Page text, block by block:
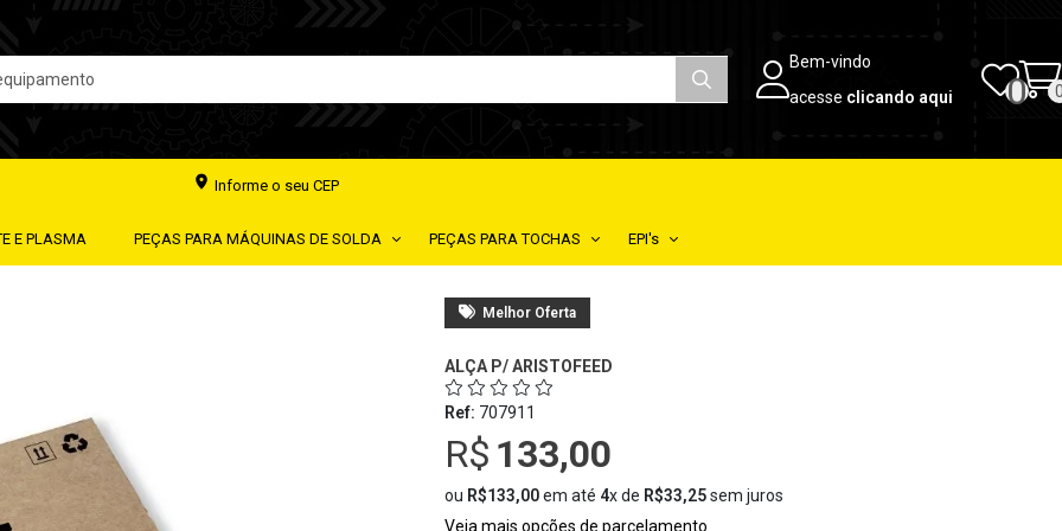
Bem-vindo
acesse clicando aqui 0
Informe o seu CEP
E PLASMA PEÇAS PARA MÁQUINAS DE SOLDA PEÇAS PARA TOCHAS EPI's
ALÇA P/ ARISTOFEED
Ref: 707911
Melhor Oferta
R$ 133,00
ou R$133,00em até 4x de R$33,25sem juros
Veja mais opções de parcelamento